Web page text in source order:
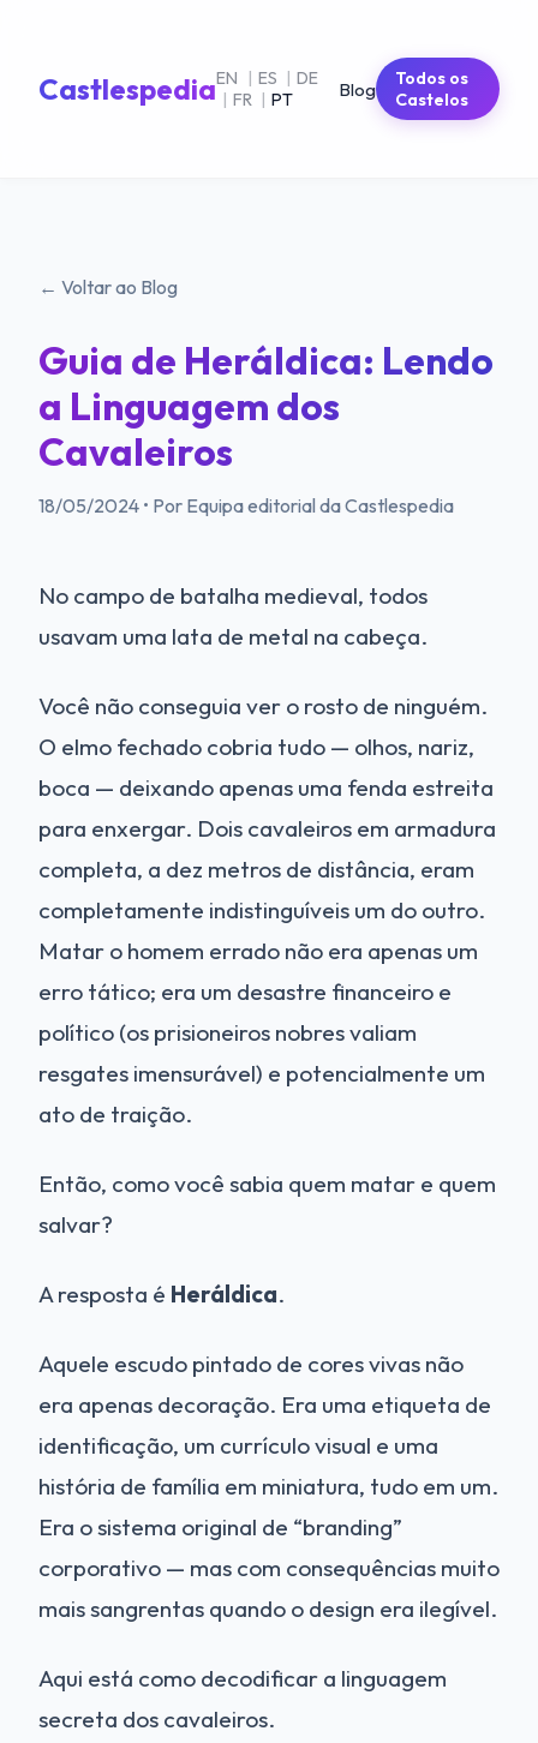
CastlespediaEN | ES | DE
| FR | PT Blog
Todos os
Castelos
← Voltar ao Blog
Guia de Heráldica: Lendo
a Linguagem dos
Cavaleiros
18/05/2024 • Por Equipa editorial da Castlespedia
No campo de batalha medieval, todos
usavam uma lata de metal na cabeça.
Você não conseguia ver o rosto de ninguém.
O elmo fechado cobria tudo — olhos, nariz,
boca — deixando apenas uma fenda estreita
para enxergar. Dois cavaleiros em armadura
completa, a dez metros de distância, eram
completamente indistinguíveis um do outro.
Matar o homem errado não era apenas um
erro tático; era um desastre financeiro e
político (os prisioneiros nobres valiam
resgates imensurável) e potencialmente um
ato de traição.
Então, como você sabia quem matar e quem
salvar?
A resposta é Heráldica.
Aquele escudo pintado de cores vivas não
era apenas decoração. Era uma etiqueta de
identificação, um currículo visual e uma
história de família em miniatura, tudo em um.
Era o sistema original de “branding”
corporativo — mas com consequências muito
mais sangrentas quando o design era ilegível.
Aqui está como decodificar a linguagem
secreta dos cavaleiros.